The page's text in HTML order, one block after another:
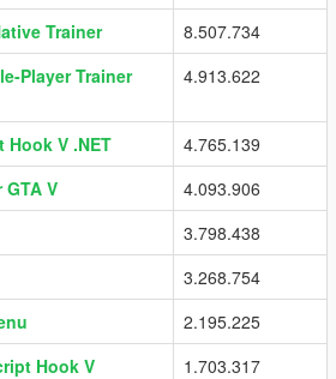
Trainer
8.507.734
Player Trainer
4.913.622
V .NET
4.765.139
V
4.093.906
3.798.438
3.268.754
2.195.225
Hook V
1.703.317